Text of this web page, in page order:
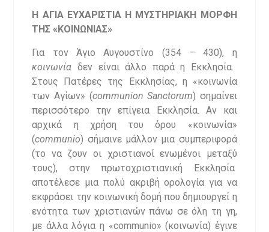
Η ΑΓΙΑ ΕΥΧΑΡΙΣΤΙΑ Η ΜΥΣΤΗΡΙΑΚΗ ΜΟΡΦΗ
ΤΗΣ «ΚΟΙΝΩΝΙΑΣ»
Για τον Άγιο Αυγουστίνο (354 – 430), η
κοινωνίαδεν είναι άλλο παρά η Εκκλησία.
Στους Πατέρες της Εκκλησίας, η «κοινωνία
των Αγίων» (communion Sanctorum) σημαίνει
περισσότερο την επίγεια Εκκλησία. Αν και
αρχικά η χρήση του όρου «κοινωνία»
(communio) σήμαινε μάλλον μια συμπεριφορά
(το να ζουν οι χριστιανοί ενωμένοι μεταξύ
τους), στην πρωτοχριστιανική Εκκλησία
αποτέλεσε μια πολύ ακριβή ορολογία για να
εκφράσει την κοινωνική δομή που δημιουργεί η
ενότητα των χριστιανών πάνω σε όλη τη γη,
με άλλα λόγια η «communio» (κοινωνία) έγινε